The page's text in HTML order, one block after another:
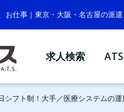
お仕事｜東京・大阪・名古屋の派
求人検索
シフト制！大手／医療システムの